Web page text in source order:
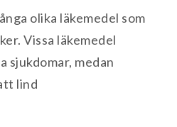
olika läkemedel som
Vissa läkemedel
sjukdomar, medan
lind